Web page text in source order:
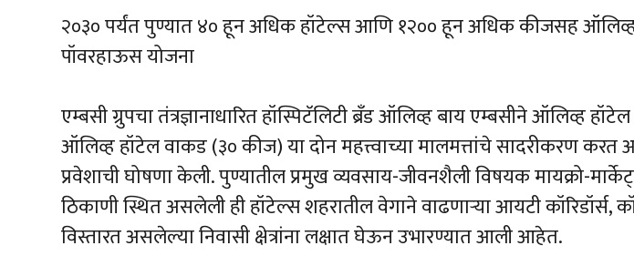
२०३० पर्यंत पुण्यात ४० हून अधिक हॉटेल्स आणि १२०० हून अधिक कीजसह
पॉवरहाऊस योजना
एम्बसी ग्रुपचा तंत्रज्ञानाधारित हॉस्पिटॅलिटी ब्रँड ऑलिव्ह बाय एम्बसीने ऑलिव्ह
ऑलिव्ह हॉटेल वाकड (३० कीज) या दोन महत्त्वाच्या मालमत्तांचे सादरीकरण
प्रवेशाची घोषणा केली. पुण्यातील प्रमुख व्यवसाय-जीवनशैली विषयक मायक्रो-
ठिकाणी स्थित असलेली ही हॉटेल्स शहरातील वेगाने वाढणाऱ्या आयटी कॉरिडॉर्स,
विस्तारत असलेल्या निवासी क्षेत्रांना लक्षात घेऊन उभारण्यात आली आहेत.